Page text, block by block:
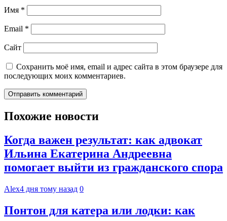
Имя *
Email *
Сайт
Сохранить моё имя, email и адрес сайта в этом браузере для
последующих моих комментариев.
Похожие новости
Когда важен результат: как адвокат
Ильина Екатерина Андреевна
помогает выйти из гражданского спора
Alex4 дня тому назад 0
Понтон для катера или лодки: как